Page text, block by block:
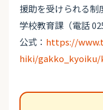
援助を受けられる
学校教育課（電話
公式： https://
hiki/